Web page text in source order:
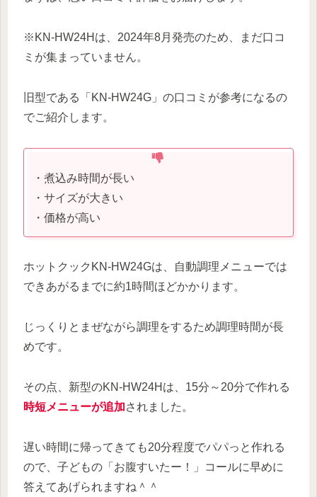
※KN-HW24Hは、2024年8月発売のため、まだ口コ
ミが集まっていません。
旧型である「KN-HW24G」の口コミが参考になるの
でご紹介します。
・煮込み時間が長い
・サイズが大きい
・価格が高い
ホットクックKN-HW24Gは、自動調理メニューでは
できあがるまでに約1時間ほどかかります。
じっくりとまぜながら調理をするため調理時間が長
めです。
その点、新型のKN-HW24Hは、15分～20分で作れる
時短メニューが追加されました。
遅い時間に帰ってきても20分程度でパパっと作れる
ので、子どもの「お腹すいたー！」コールに早めに
答えてあげられますね＾＾